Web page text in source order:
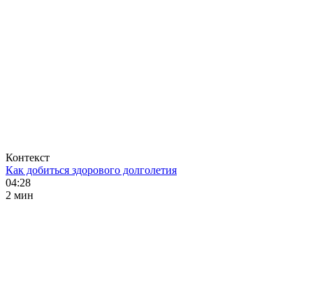
Контекст
Как добиться здорового долголетия
04:28
2 мин